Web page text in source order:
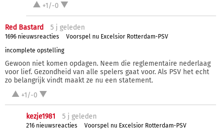
+1/-0
Red Bastard 5 j geleden
1696 nieuwsreacties
Voorspel nu Excelsior Rotterdam-PSV
incomplete opstelling
Gewoon niet komen opdagen. Neem die reglementaire nederlaag
voor lief. Gezondheid van alle spelers gaat voor. Als PSV het echt
zo belangrijk vindt maakt ze nu een statement.
+1/-0
kezje1981 5 j geleden
216 nieuwsreacties
Voorspel nu Excelsior Rotterdam-PSV